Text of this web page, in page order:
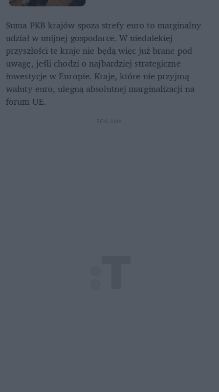
Suma PKB krajów spoza strefy euro to marginalny
udział w unijnej gospodarce. W niedalekiej
przyszłości te kraje nie będą więc już brane pod
uwagę, jeśli chodzi o najbardziej strategiczne
inwestycje w Europie. Kraje, które nie przyjmą
waluty euro, ulegną absolutnej marginalizacji na
forum UE.
REKLAMA